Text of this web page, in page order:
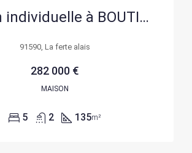
Maison individuelle à BOUTIGNY SUR ESsonne avec terrain divisible de 1502 m²
91590, La ferte alais
282 000 €
MAISON
5 2 135m²